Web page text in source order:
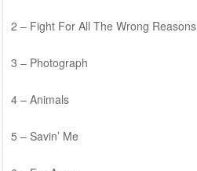
2 – Fight For All The Wrong Reasons
3 – Photograph
4 – Animals
5 – Savin’ Me